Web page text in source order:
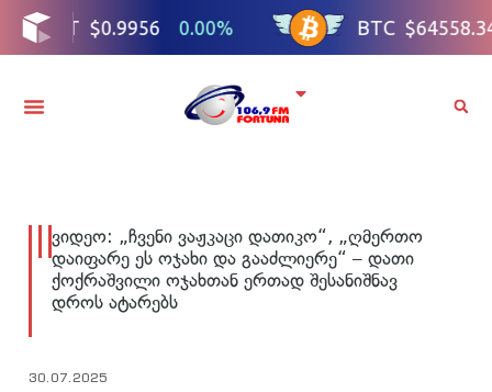
ვიდეო: „ჩვენი ვაჟკაცი დათიკო“, „ღმერთო
დაიფარე ეს ოჯახი და გააძლიერე“ – დათი
ქოქრაშვილი ოჯახთან ერთად შესანიშნავ
დროს ატარებს
30.07.2025